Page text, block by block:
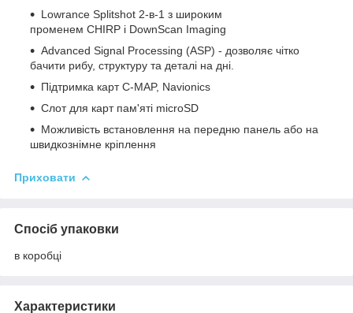
Lowrance Splitshot 2-в-1 з широким
променем CHIRP і DownScan Imaging
Advanced Signal Processing (ASP) - дозволяє чітко
бачити рибу, структуру та деталі на дні.
Підтримка карт C-MAP, Navionics
Слот для карт пам'яті microSD
Можливість встановлення на передню панель або на
швидкознімне кріплення
Приховати
Спосіб упаковки
в коробці
Характеристики